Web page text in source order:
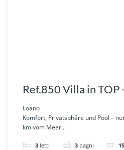
Ref.850 Villa in TOP
Lage zwischen Pietra
Ligure und Loano
Loano
Komfort, Privatsphäre und Pool –
km vom Meer...
3 letti 3 bagni